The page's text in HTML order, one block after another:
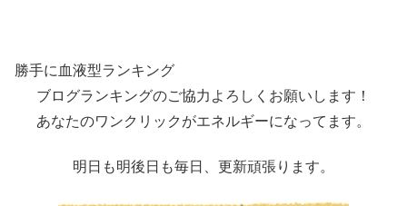
勝手に血液型ランキング
ブログランキングのご協力よろしくお願いします！
あなたのワンクリックがエネルギーになってます。
明日も明後日も毎日、更新頑張ります。